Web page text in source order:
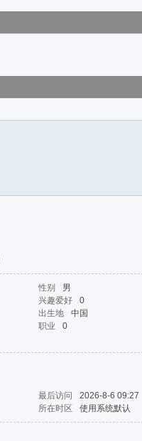
性别 男
兴趣爱好 0
出生地 中国
职业 0
最后访问 2026-8-6 09:27
所在时区 使用系统默认